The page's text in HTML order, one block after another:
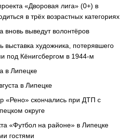
«Дворовая лига» (0+) в
в трёх возрастных категориях
вновь выведут волонтёров
выставка художника, потерявшего
под Кёнигсбергом в 1944-м
в Липецке
в Липецке
«Рено» скончались при ДТП с
округе
«Футбол на районе» в Липецке
гостями